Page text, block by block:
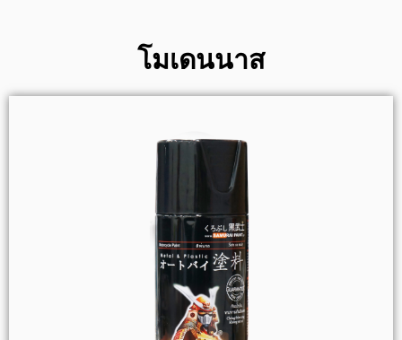
โมเดนนาส